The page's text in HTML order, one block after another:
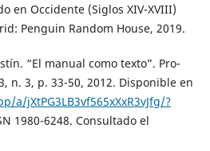
en Occidente (Siglos XIV-XVIII)
Penguin Random House, 2019.
“El manual como texto”. Pro-
n. 3, p. 33-50, 2012. Disponible en
jXtPG3LB3vf565xXxR3vJfg/?
1980-6248. Consultado el